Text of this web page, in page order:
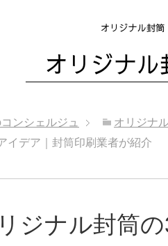
ンシェルジュ オリジナ
イデア｜封筒印刷業者が紹介
ジナル封筒